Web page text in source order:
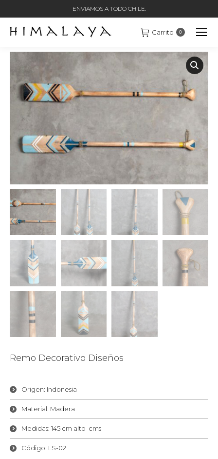
ENVIAMOS A TODO CHILE.
Carrito 0
Remo Decorativo Diseños
Origen: Indonesia
Material: Madera
Medidas: 145 cm alto cms
Código: LS-02